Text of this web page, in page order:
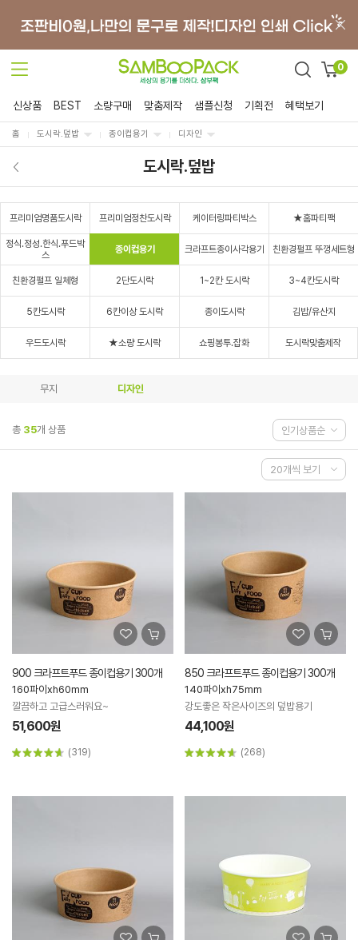
0
신상품 BEST 소량구매 맞춤제작 샘플신청 기획전 혜택보기
홈 도시락.덮밥 종이컵용기 디자인
도시락.덮밥
프리미엄명품도시락 프리미엄정찬도시락 케이터링파티박스 ★홈파티팩
정식.정성.한식.푸드박
스
종이컵용기 크라프트종이사각용기 친환경펄프 뚜껑세트형
친환경펄프 일체형 2단도시락 1~2칸 도시락 3~4칸도시락
5칸도시락 6칸이상 도시락 종이도시락 김밥/유산지
우드도시락 ★소량 도시락 쇼핑봉투.잡화 도시락맞춤제작
무지 디자인
총 35개 상품
900 크라프트푸드 종이컵용기 300개
160파이xh60mm
깔끔하고 고급스러워요~
51,600원
(319)
850 크라프트푸드 종이컵용기 300개
140파이xh75mm
강도좋은 작은사이즈의 덮밥용기
44,100원
(268)